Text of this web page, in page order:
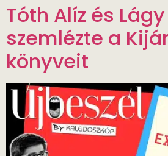
Tóth Alíz és
szemlézte a
könyveit